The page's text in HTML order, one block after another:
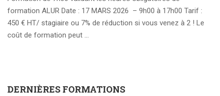
formation ALUR Date : 17 MARS 2026 – 9h00 à 17h00 Tarif :
450 € HT/ stagiaire ou 7% de réduction si vous venez à 2 ! Le
coût de formation peut …
DERNIÈRES FORMATIONS